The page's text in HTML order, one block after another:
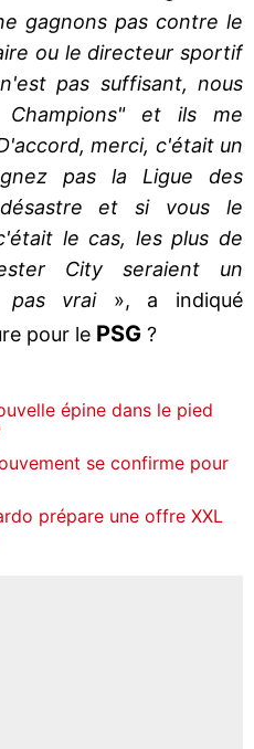
gagnons pas contre le
ou le directeur sportif
pas suffisant, nous
et ils me
merci, c'était un
pas la Ligue des
et si vous le
le cas, les plus de
City seraient un
vrai», a indiqué
pour le PSG ?
épine dans le pied
se confirme pour
prépare une offre XXL